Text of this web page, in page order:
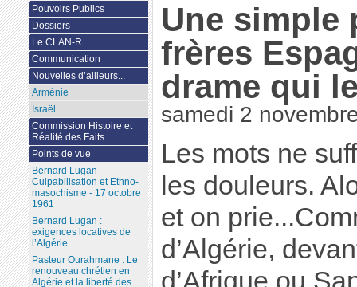
Une simple
frères
drame qui
samedi 2
Les mots ne
les douleurs.
et on
d’Algérie,
Pouvoirs Publics
Dossiers
Le CLAN-R
Communication
Nouvelles d’ailleurs...
Arménie
Israël
Commission Histoire et
Réalité des Faits
Points de vue
Bernard Lugan-
Culpabilisation et Ethno-
masochisme - 17 octobre
1961
Bernard Lugan :
exigences locatives de
l’Algérie...
Pasteur Ourahmane : Le
renouveau chrétien en
Algérie et la liberté des